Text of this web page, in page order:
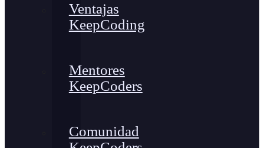
Ventajas
KeepCoding
Mentores
KeepCoders
Comunidad